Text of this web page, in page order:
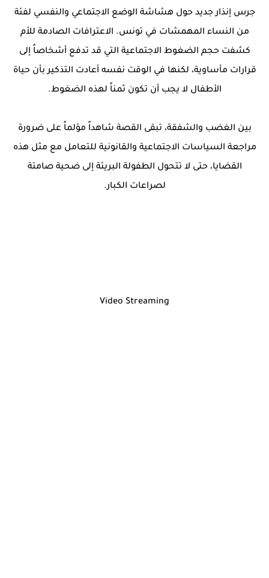
جرس إنذار جديد حول هشاشة الوضع الاجتماعي والنفسي لفئة
من النساء المهمشات في تونس. الاعترافات الصادمة للأم
كشفت حجم الضغوط الاجتماعية التي قد تدفع أشخاصاً إلى
قرارات مأساوية، لكنها في الوقت نفسه أعادت التذكير بأن حياة
الأطفال لا يجب أن تكون ثمناً لهذه الضغوط.
بين الغضب والشفقة، تبقى القصة شاهداً مؤلماً على ضرورة
مراجعة السياسات الاجتماعية والقانونية للتعامل مع مثل هذه
القضايا، حتى لا تتحول الطفولة البريئة إلى ضحية صامتة
لصراعات الكبار.
Video Streaming